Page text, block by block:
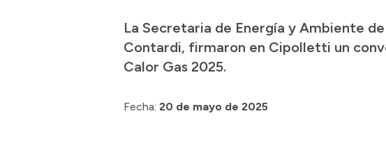
La Secretaria de Energía y Ambiente
Contardi, firmaron en Cipolletti un
Calor Gas 2025.
Fecha: 20 de mayo de 2025